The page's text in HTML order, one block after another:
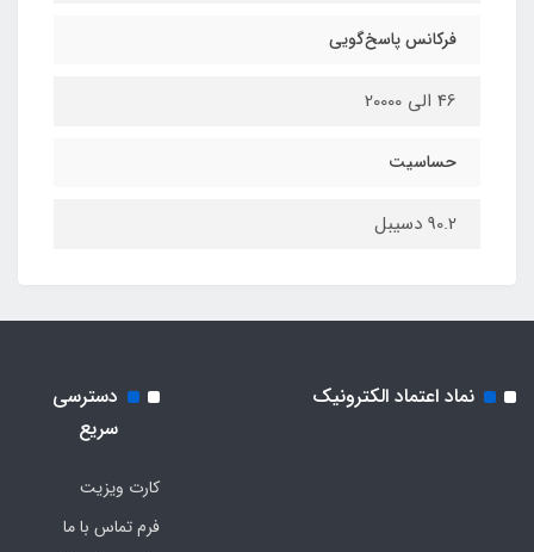
فرکانس پاسخ‌گویی
46 الی 20000
حساسیت
90.2 دسیبل
نماد اعتماد الکترونیک
دسترسی
سریع
کارت ویزیت
فرم تماس با ما